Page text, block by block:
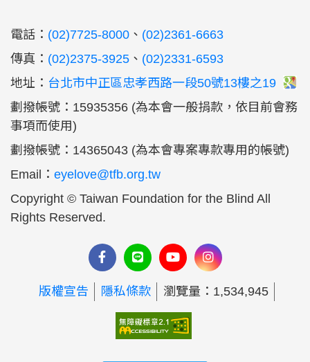
電話： (02)7725-8000 、 (02)2361-6663
傳真： (02)2375-3925 、 (02)2331-6593
地址： 台北市中正區忠孝西路一段50號13樓之19
劃撥帳號：15935356 (為本會一般捐款，依目前會務
事項而使用)
劃撥帳號：14365043 (為本會專案專款專用的帳號)
Email： eyelove@tfb.org.tw
Copyright © Taiwan Foundation for the Blind All
Rights Reserved.
版權宣告 隱私條款 瀏覽量：1,534,945